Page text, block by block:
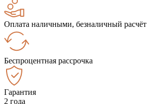
Оплата наличными, безналичный расчёт
Беспроцентная рассрочка
Гарантия
2 года